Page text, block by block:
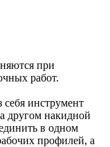
при
работ.
инструмент
другом накидной
в одном
профилей, а